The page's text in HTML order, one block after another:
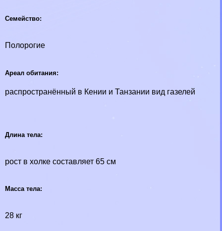
Семейство:
Полорогие
Ареал обитания:
распространённый в Кении и Танзании вид газелей
Длина тела:
рост в холке составляет 65 см
Масса тела:
28 кг